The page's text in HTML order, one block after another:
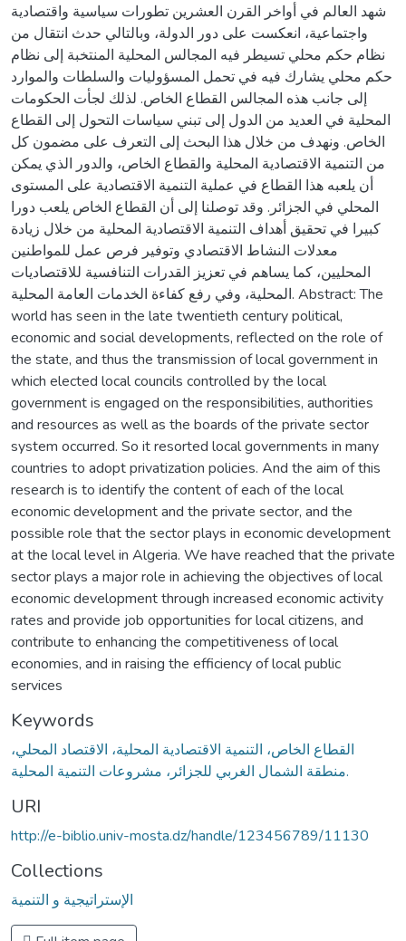
شهد العالم في أواخر القرن العشرين تطورات سياسية واقتصادية
واجتماعية، انعكست على دور الدولة، وبالتالي حدث انتقال من
نظام حكم محلي تسيطر فيه المجالس المحلية المنتخبة إلى نظام
حكم محلي يشارك فيه في تحمل المسؤوليات والسلطات والموارد
إلى جانب هذه المجالس القطاع الخاص. لذلك لجأت الحكومات
المحلية في العديد من الدول إلى تبني سياسات التحول إلى القطاع
الخاص. ونهدف من خلال هذا البحث إلى التعرف على مضمون كل
من التنمية الاقتصادية المحلية والقطاع الخاص، والدور الذي يمكن
أن يلعبه هذا القطاع في عملية التنمية الاقتصادية على المستوى
المحلي في الجزائر. وقد توصلنا إلى أن القطاع الخاص يلعب دورا
كبيرا في تحقيق أهداف التنمية الاقتصادية المحلية من خلال زيادة
معدلات النشاط الاقتصادي وتوفير فرص عمل للمواطنين
المحليين، كما يساهم في تعزيز القدرات التنافسية للاقتصاديات
المحلية، وفي رفع كفاءة الخدمات العامة المحلية. Abstract: The
world has seen in the late twentieth century political,
economic and social developments, reflected on the role of
the state, and thus the transmission of local government in
which elected local councils controlled by the local
government is engaged on the responsibilities, authorities
and resources as well as the boards of the private sector
system occurred. So it resorted local governments in many
countries to adopt privatization policies. And the aim of this
research is to identify the content of each of the local
economic development and the private sector, and the
possible role that the sector plays in economic development
at the local level in Algeria. We have reached that the private
sector plays a major role in achieving the objectives of local
economic development through increased economic activity
rates and provide job opportunities for local citizens, and
contribute to enhancing the competitiveness of local
economies, and in raising the efficiency of local public
services
Keywords
القطاع الخاص، التنمية الاقتصادية المحلية، الاقتصاد المحلي،
منطقة الشمال الغربي للجزائر، مشروعات التنمية المحلية.
URI
http://e-biblio.univ-mosta.dz/handle/123456789/11130
Collections
الإستراتيجية و التنمية